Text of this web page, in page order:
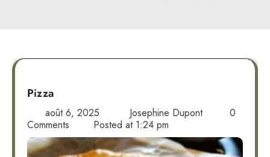
Pizza
août 6, 2025 Josephine Dupont
0
Comments
Posted at 1:24 pm